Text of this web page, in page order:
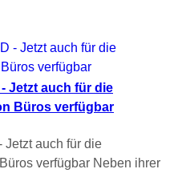
Jetzt auch für die
Büros verfügbar
Jetzt auch für die
verfügbar Neben ihrer